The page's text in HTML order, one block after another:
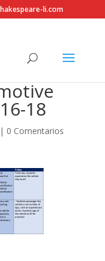
li.com
18
| 0 Comentarios